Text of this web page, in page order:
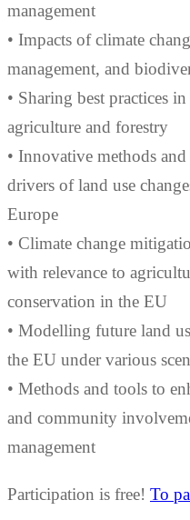
management
• Impacts of climate
management, and
• Sharing best practices
agriculture and forestry
• Innovative methods
drivers of land use
Europe
• Climate change
with relevance to
conservation in the EU
• Modelling future land
the EU under various
• Methods and tools to
and community
management
Participation is free! To